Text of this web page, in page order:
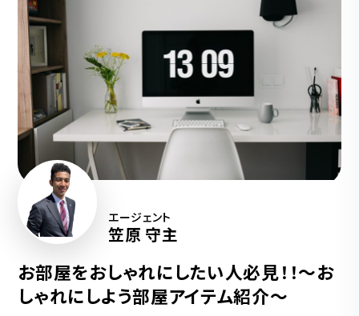
エージェント
笠原 守主
お部屋をおしゃれにしたい人必見！！〜お
しゃれにしよう部屋アイテム紹介〜